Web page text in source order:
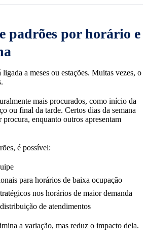
padrões por horário e
a meses ou estações. Muitas vezes, o
mais procurados, como início da
ou final da tarde. Certos dias da semana
enquanto outros apresentam
é possível:
para horários de baixa ocupação
nos horários de maior demanda
de atendimentos
a variação, mas reduz o impacto dela.